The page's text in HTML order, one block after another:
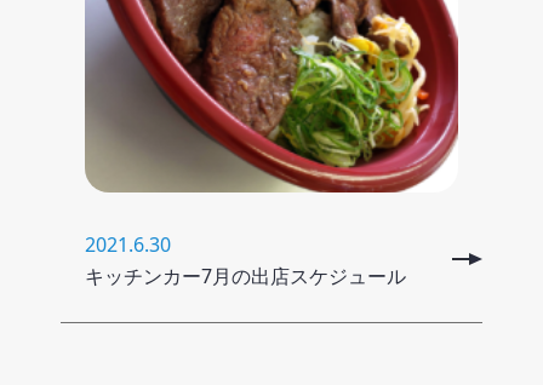
2021.6.30
キッチンカー7月の出店スケジュール